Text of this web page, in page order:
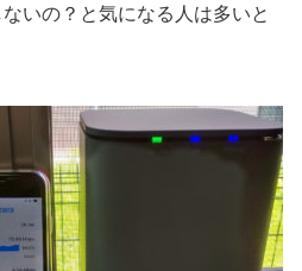
いの？と気になる人は多いと